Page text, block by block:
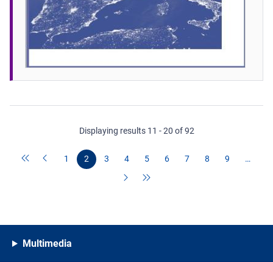
Displaying results 11 - 20 of 92
1 2 3 4 5 6 7 8 9 …
Multimedia